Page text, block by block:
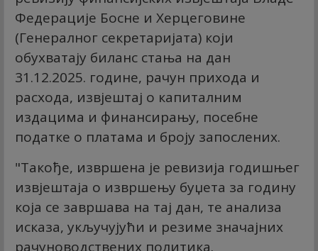
Федерације Босне и Херцеговине
(Генералног секретаријата) који
обухватају биланс стања на дан
31.12.2025. године, рачун прихода и
расхода, извјештај о капиталним
издацима и финансирању, посебне
податке о платама и броју запослених.
"Такође, извршена је ревизија годишњег
извјештаја о извршењу буџета за годину
која се завршава на тај дан, те анализа
исказа, укључујући и резиме значајних
рачуноводствених политика.